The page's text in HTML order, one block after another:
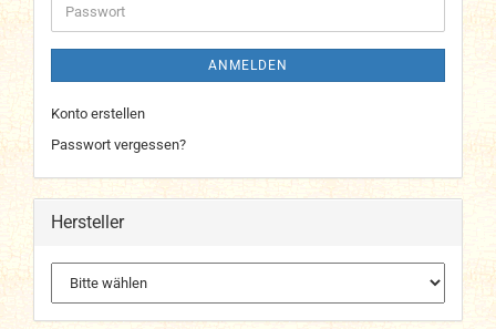
Passwort
ANMELDEN
Konto erstellen
Passwort vergessen?
Hersteller